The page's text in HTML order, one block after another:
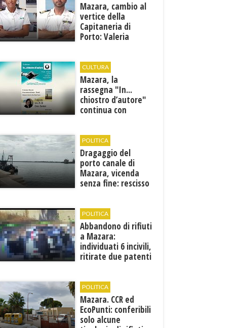
Mazara, cambio al
vertice della
Capitaneria di
Porto: Valeria
CULTURA
Mazara, la
rassegna "In...
chiostro d’autore"
continua con
POLITICA
Dragaggio del
porto canale di
Mazara, vicenda
senza fine: rescisso
POLITICA
Abbandono di rifiuti
a Mazara:
individuati 6 incivili,
ritirate due patenti
POLITICA
Mazara. CCR ed
EcoPunti: conferibili
solo alcune